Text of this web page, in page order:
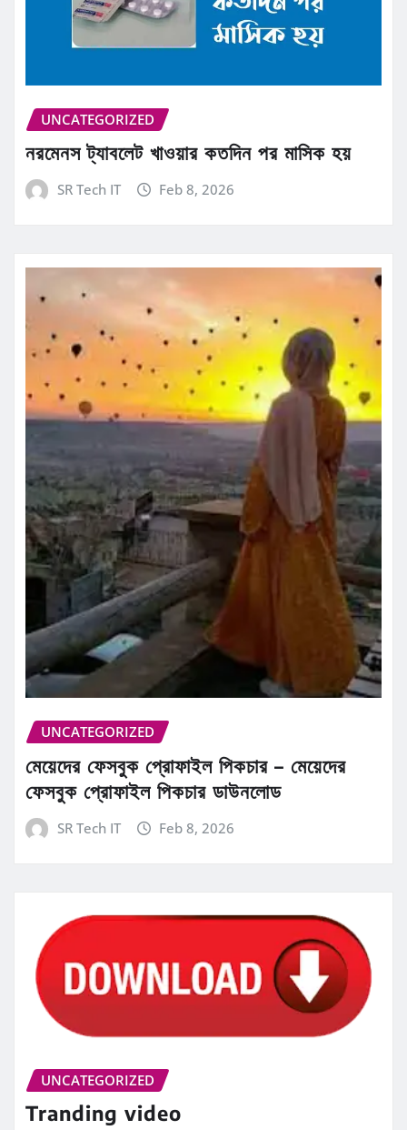
UNCATEGORIZED
নরমেনস ট্যাবলেট খাওয়ার কতদিন পর মাসিক হয়
SR Tech IT Feb 8, 2026
UNCATEGORIZED
মেয়েদের ফেসবুক প্রোফাইল পিকচার – মেয়েদের
ফেসবুক প্রোফাইল পিকচার ডাউনলোড
SR Tech IT Feb 8, 2026
UNCATEGORIZED
Tranding video